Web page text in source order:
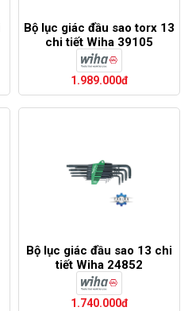
Bộ lục giác đầu sao torx 13
chi tiết Wiha 39105
1.989.000đ
Bộ lục giác đầu sao 13 chi
tiết Wiha 24852
1.740.000đ